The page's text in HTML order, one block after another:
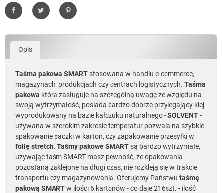
UdostępnijTweetujPinterest
Opis
Taśma pakowa SMARTstosowana w handlu e-commerce,
magazynach, produkcjach czy centrach logistycznych. Taśma
pakowa która zasługuje na szczególną uwagę ze względu na
swoją wytrzymałość, posiada bardzo dobrze przylegający klej
wyprodukowany na bazie kałczuku naturalnego -SOLVENT-
używana w szerokim zakresie temperatur pozwala na szybkie
spakowanie paczki w karton, czy zapakowanie przesyłki w
folię stretch. Taśmy pakowe SMARTsą bardzo wytrzymałe,
używając taśm SMART masz pewność, że opakowania
pozostaną zaklejone na długi czas, nie rozkleją się w trakcie
transportu czy magazynowania. Oferujemy Państwu taśmę
pakową SMARTw ilości 6 kartonów - co daje 216szt. - ilość